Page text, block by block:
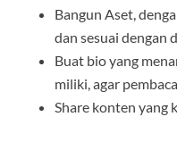
Bangun Aset,
dan sesuai dengan
Buat bio yang
miliki, agar
Share konten yang